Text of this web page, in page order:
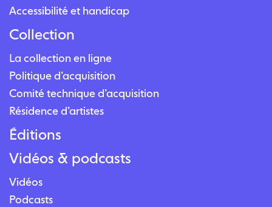
Accessibilité et handicap
Collection
La collection en ligne
Politique d’acquisition
Comité technique d’acquisition
Résidence d’artistes
Éditions
Vidéos & podcasts
Vidéos
Podcasts